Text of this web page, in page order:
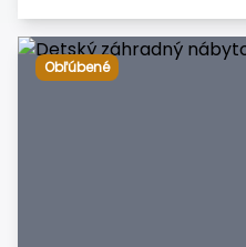
Obľúbené